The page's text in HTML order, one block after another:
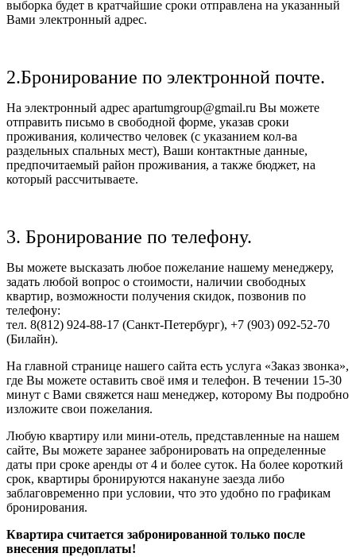
выборка будет в кратчайшие сроки отправлена на указанный
Вами электронный адрес.
2.Бронирование по электронной почте.
На электронный адрес apartumgroup@gmail.ru Вы можете
отправить письмо в свободной форме, указав сроки
проживания, количество человек (с указанием кол-ва
раздельных спальных мест), Ваши контактные данные,
предпочитаемый район проживания, а также бюджет, на
который рассчитываете.
3. Бронирование по телефону.
Вы можете высказать любое пожелание нашему менеджеру,
задать любой вопрос о стоимости, наличии свободных
квартир, возможности получения скидок, позвонив по
телефону:
тел. 8(812) 924-88-17 (Санкт-Петербург), +7 (903) 092-52-70
(Билайн).
На главной странице нашего сайта есть услуга «Заказ звонка»,
где Вы можете оставить своё имя и телефон. В течении 15-30
минут с Вами свяжется наш менеджер, которому Вы подробно
изложите свои пожелания.
Любую квартиру или мини-отель, представленные на нашем
сайте, Вы можете заранее забронировать на определенные
даты при сроке аренды от 4 и более суток. На более короткий
срок, квартиры бронируются накануне заезда либо
заблаговременно при условии, что это удобно по графикам
бронирования.
Квартира считается забронированной только после
внесения предоплаты!